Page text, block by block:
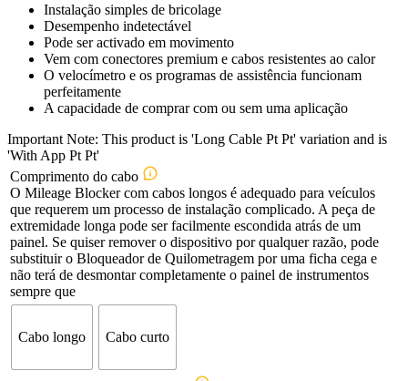
Instalação simples de bricolage
Desempenho indetectável
Pode ser activado em movimento
Vem com conectores premium e cabos resistentes ao calor
O velocímetro e os programas de assistência funcionam
perfeitamente
A capacidade de comprar com ou sem uma aplicação
Important Note: This product is 'Long Cable Pt Pt' variation and is
'With App Pt Pt'
Comprimento do cabo
O Mileage Blocker com cabos longos é adequado para veículos
que requerem um processo de instalação complicado. A peça de
extremidade longa pode ser facilmente escondida atrás de um
painel. Se quiser remover o dispositivo por qualquer razão, pode
substituir o Bloqueador de Quilometragem por uma ficha cega e
não terá de desmontar completamente o painel de instrumentos
sempre que
Cabo longo Cabo curto